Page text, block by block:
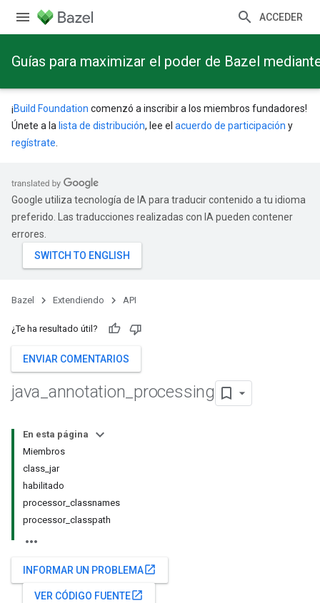
ACCEDER
Guías para maximizar el poder de Bazel
¡Build Foundation comenzó a inscribir a los miembros fundadores!
Únete a la lista de distribución, lee el acuerdo de participación y
regístrate
Google utiliza tecnología de IA para traducir contenido a tu idioma
preferido. Las traducciones realizadas con IA pueden contener
errores.
Bazel Extendiendo API
¿Te ha resultado útil?
ENVIAR COMENTARIOS
java annotation processing
En esta página
Miembros
class_jar
habilitado
processor_classnames
processor_classpath
INFORMAR UN PROBLEMAopen_in_new
VER CÓDIGO FUENTEopen_in_new